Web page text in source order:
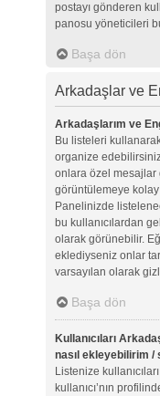
postayı gönderen
panosu yöneticileri
Başa dön
Arkadaşlar ve
Arkadaşlarım ve
Bu listeleri
organize
onlara özel mesajlar
görüntülemeye kolay
Panelinizde
bu kullanıcılardan
olarak görünebilir.
eklediyseniz onlar
varsayılan olarak
Başa dön
Kullanıcıları
nasıl ekleyebilirim /
Listenize
kullanıcı’nın